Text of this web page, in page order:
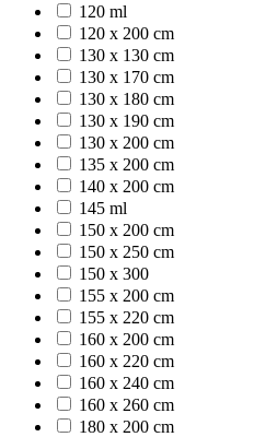
120 ml
120 x 200 cm
130 x 130 cm
130 x 170 cm
130 x 180 cm
130 x 190 cm
130 x 200 cm
135 x 200 cm
140 x 200 cm
145 ml
150 x 200 cm
150 x 250 cm
150 x 300
155 x 200 cm
155 x 220 cm
160 x 200 cm
160 x 220 cm
160 x 240 cm
160 x 260 cm
180 x 200 cm